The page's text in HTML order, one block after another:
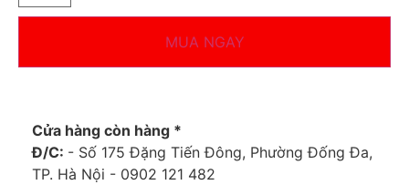
MUA NGAY
Cửa hàng còn hàng *
Đ/C: - Số 175 Đặng Tiến Đông, Phường Đống Đa,
TP. Hà Nội - 0902 121 482